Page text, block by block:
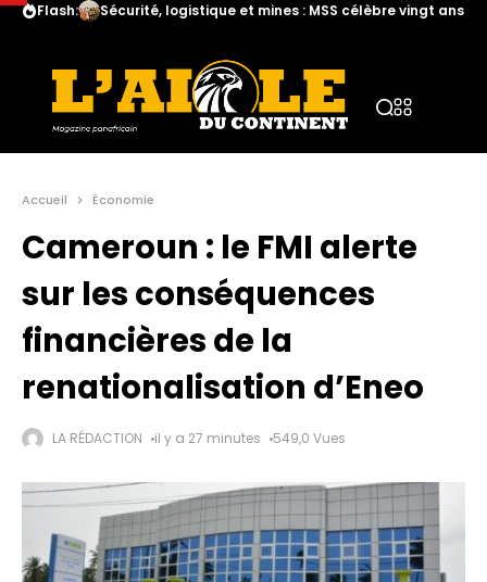
Flash: Sécurité, logistique et mines : MSS célèbre vingt ans
Accueil Économie
Cameroun : le FMI alerte
sur les conséquences
financières de la
renationalisation d’Eneo
LA RÉDACTION il y a 27 minutes 549,0 Vues